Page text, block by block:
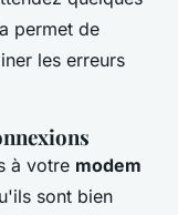
permet de
les erreurs
à votre modem
sont bien